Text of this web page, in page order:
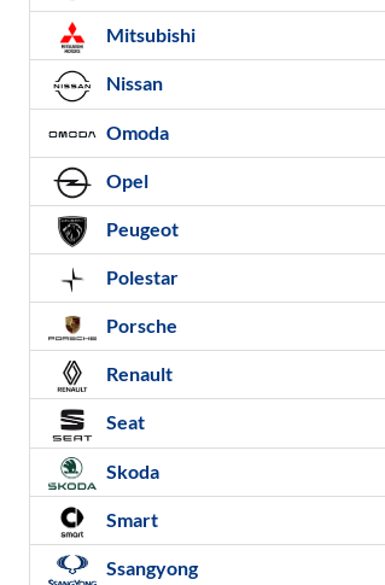
Mitsubishi
Nissan
Omoda
Opel
Peugeot
Polestar
Porsche
Renault
Seat
Skoda
Smart
Ssangyong